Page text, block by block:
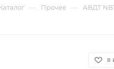
— Прочее — АВДТ
В